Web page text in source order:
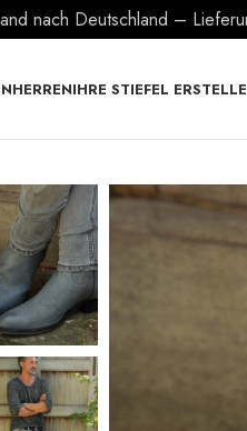
nach Deutschland –
HERRENIHRE STIEFEL